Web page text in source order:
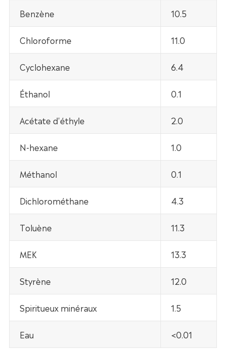
Benzène 10.5
Chloroforme 11.0
Cyclohexane 6.4
Éthanol 0.1
Acétate d'éthyle 2.0
N-hexane 1.0
Méthanol 0.1
Dichlorométhane 4.3
Toluène 11.3
MEK 13.3
Styrène 12.0
Spiritueux minéraux 1.5
Eau <0.01